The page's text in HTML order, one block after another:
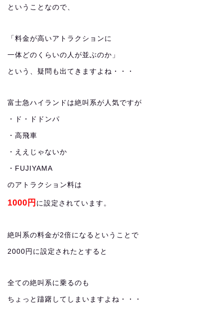
ということなので、
「料金が高いアトラクションに
一体どのくらいの人が並ぶのか」
という、疑問も出てきますよね・・・
富士急ハイランドは絶叫系が人気ですが
・ド・ドドンパ
・高飛車
・ええじゃないか
・FUJIYAMA
のアトラクション料は
1000円 に設定されています。
絶叫系の料金が2倍になるということで
2000円に設定されたとすると
全ての絶叫系に乗るのも
ちょっと躊躇してしまいますよね・・・